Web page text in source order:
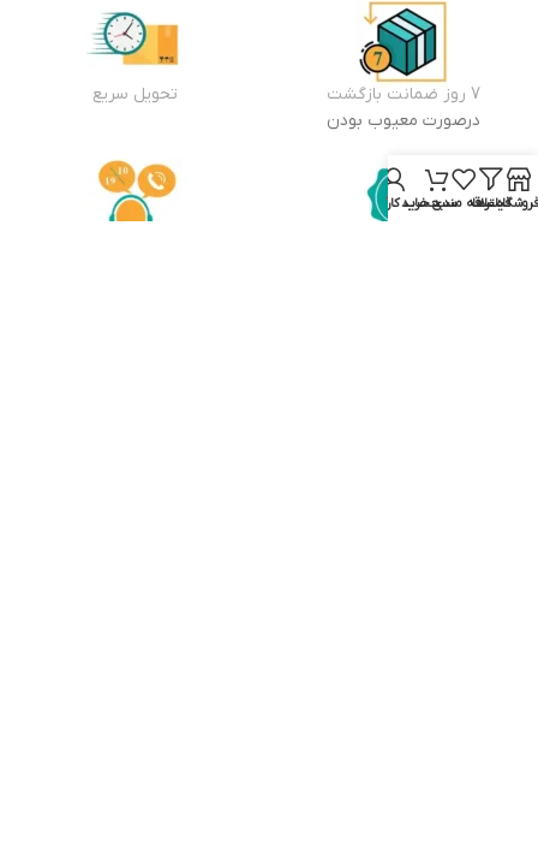
7 روز ضمانت بازگشت
درصورت معیوب بودن
تحویل سریع
فروشگاهفیلترها
علاقه مندیسبد خرید
حساب کاربری من